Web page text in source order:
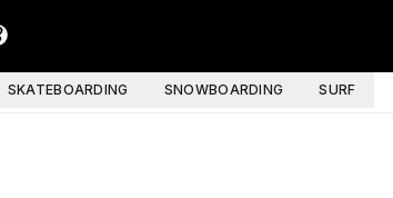
SKATEBOARDING SNOWBOARDING SURF